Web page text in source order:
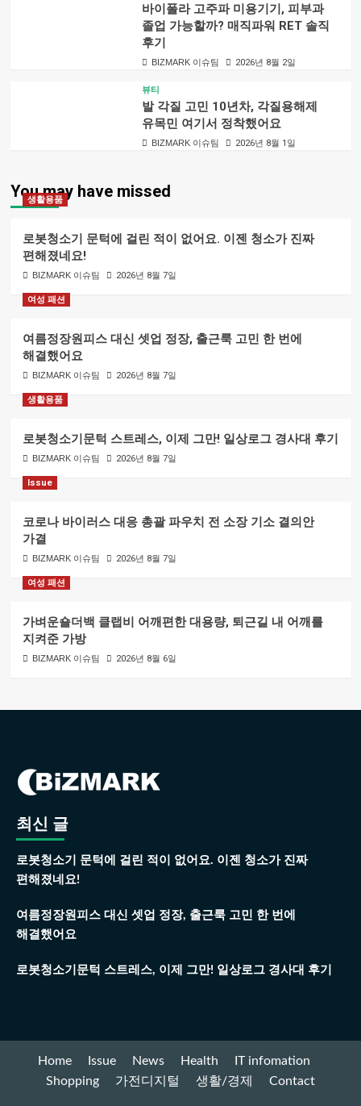
바이폴라 고주파 미용기기, 피부과
졸업 가능할까? 매직파워 RET 솔직
후기
BIZMARK 이슈팀 2026년 8월 2일
뷰티
발 각질 고민 10년차, 각질용해제
유목민 여기서 정착했어요
BIZMARK 이슈팀 2026년 8월 1일
You may have missed
생활용품
로봇청소기 문턱에 걸린 적이 없어요. 이젠 청소가 진짜
편해졌네요!
BIZMARK 이슈팀 2026년 8월 7일
여성 패션
여름정장원피스 대신 셋업 정장, 출근룩 고민 한 번에
해결했어요
BIZMARK 이슈팀 2026년 8월 7일
생활용품
로봇청소기문턱 스트레스, 이제 그만! 일상로그 경사대 후기
BIZMARK 이슈팀 2026년 8월 7일
Issue
코로나 바이러스 대응 총괄 파우치 전 소장 기소 결의안
가결
BIZMARK 이슈팀 2026년 8월 7일
여성 패션
가벼운숄더백 클랩비 어깨편한 대용량, 퇴근길 내 어깨를
지켜준 가방
BIZMARK 이슈팀 2026년 8월 6일
최신 글
로봇청소기 문턱에 걸린 적이 없어요. 이젠 청소가 진짜
편해졌네요!
여름정장원피스 대신 셋업 정장, 출근룩 고민 한 번에
해결했어요
로봇청소기문턱 스트레스, 이제 그만! 일상로그 경사대 후기
Home Issue News Health
IT infomation
Shopping
가전디지털 생활/경제 Contact